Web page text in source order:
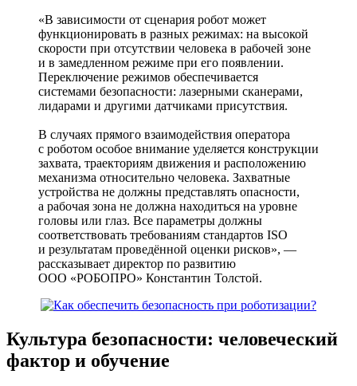
«В зависимости от сценария робот может
функционировать в разных режимах: на высокой
скорости при отсутствии человека в рабочей зоне
и в замедленном режиме при его появлении.
Переключение режимов обеспечивается
системами безопасности: лазерными сканерами,
лидарами и другими датчиками присутствия.
В случаях прямого взаимодействия оператора
с роботом особое внимание уделяется конструкции
захвата, траекториям движения и расположению
механизма относительно человека. Захватные
устройства не должны представлять опасности,
а рабочая зона не должна находиться на уровне
головы или глаз. Все параметры должны
соответствовать требованиям стандартов ISO
и результатам проведённой оценки рисков», —
рассказывает директор по развитию
ООО «РОБОПРО» Константин Толстой.
Культура безопасности: человеческий
фактор и обучение